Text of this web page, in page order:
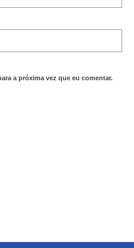
a próxima vez que eu comentar.